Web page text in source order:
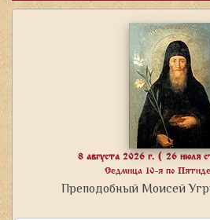
8 августа 2026 г. ( 26 июля
Седмица 10-я по
Преподобный Моисей